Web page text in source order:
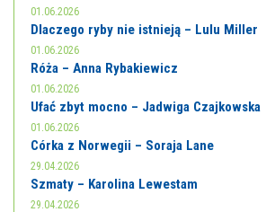
01.06.2026
Dlaczego ryby nie istnieją – Lulu Miller
01.06.2026
Róża – Anna Rybakiewicz
01.06.2026
Ufać zbyt mocno – Jadwiga Czajkowska
01.06.2026
Córka z Norwegii – Soraja Lane
29.04.2026
Szmaty – Karolina Lewestam
29.04.2026